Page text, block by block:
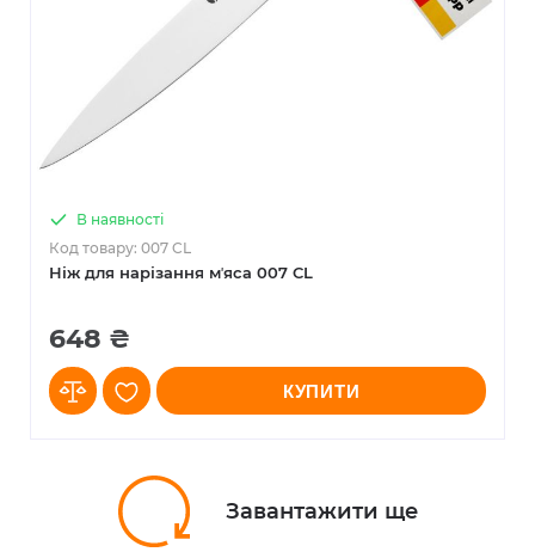
Ніж для нарізання мʼяса 007 CL
В наявності
Код товару: 007 CL
648 ₴
КУПИТИ
Завантажити ще